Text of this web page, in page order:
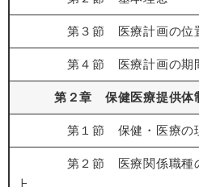
第３節 医療計画の位
第４節 医療計画の期
第２章 保健医療提供体制
第１節 保健・医療の
第２節 医療関係職種の